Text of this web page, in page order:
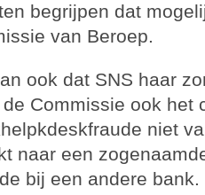
begrijpen dat
van Beroep.
ook dat SNS haar
Commissie ook het
niet
naar een
bij een andere bank.